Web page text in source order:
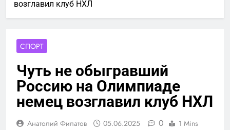
возглавил клуб НХЛ
СПОРТ
Чуть не обыгравший
Россию на Олимпиаде
немец возглавил клуб НХЛ
Анатолий Филатов 05.06.2025 0 1 Mins